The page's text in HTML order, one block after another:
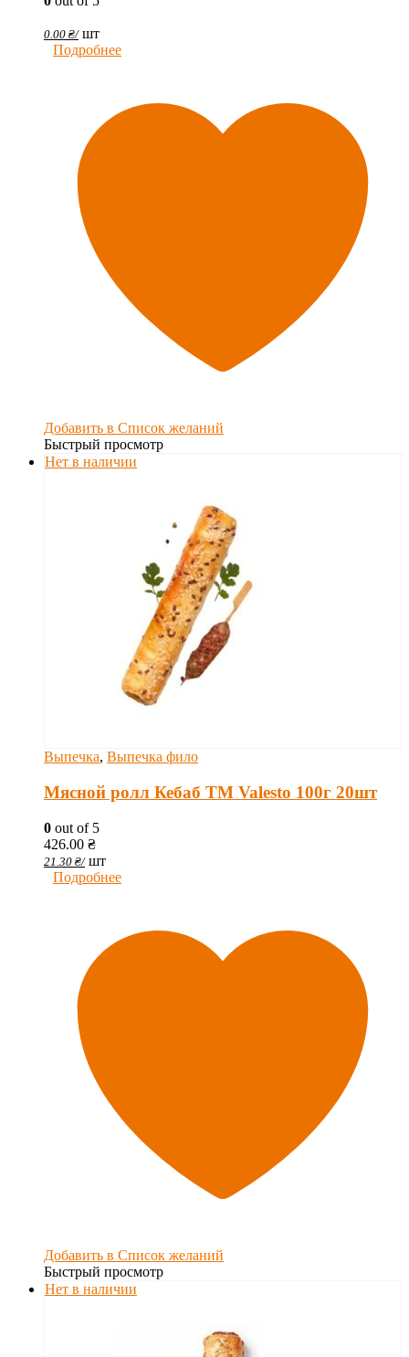
0.00 ₴/ шт
Подробнее
Добавить в Список желаний
Быстрый просмотр
Нет в наличии
Выпечка, Выпечка фило
Мясной ролл Кебаб TM Valesto 100г 20шт
0 out of 5
426.00 ₴
21.30 ₴/ шт
Подробнее
Добавить в Список желаний
Быстрый просмотр
Нет в наличии